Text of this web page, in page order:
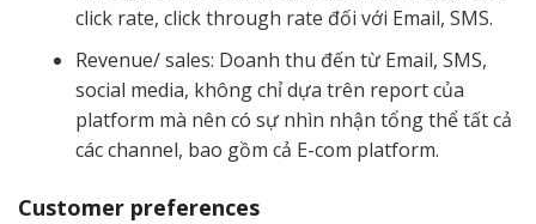
click rate, click through rate đối với Email, SMS.
Revenue/ sales: Doanh thu đến từ Email, SMS,
social media, không chỉ dựa trên report của
platform mà nên có sự nhìn nhận tổng thể tất cả
các channel, bao gồm cả E-com platform.
Customer preferences